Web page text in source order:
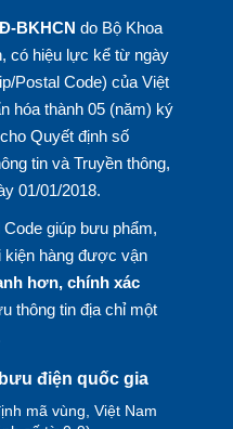
BKHCN do Bộ Khoa
có hiệu lực kể từ ngày
Postal Code) của Việt
hóa thành 05 (năm) ký
Quyết định số
tin và Truyền thông,
01/01/2018.
giúp bưu phẩm,
kiện hàng được vận
hơn, chính xác
thông tin địa chỉ một
điện quốc gia
mã vùng, Việt Nam